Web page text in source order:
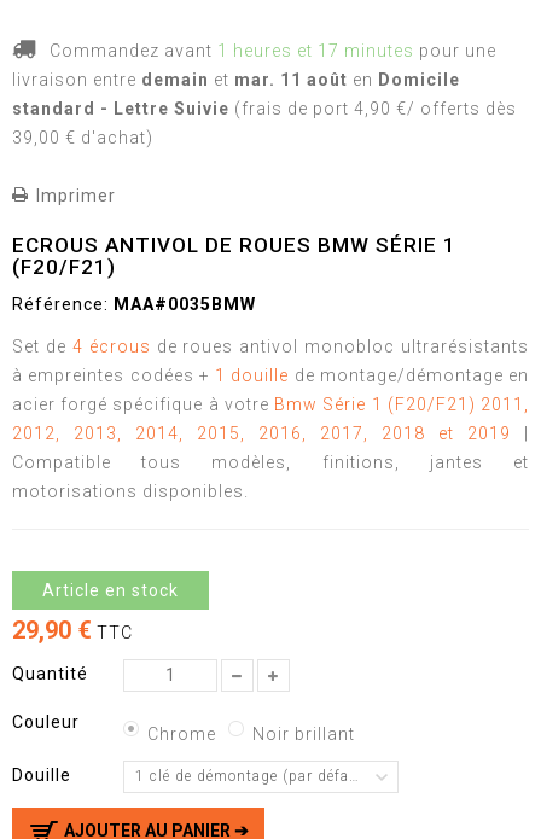
Commandez avant 1 heures et 17 minutes pour une
livraison entre demain et mar. 11 août en Domicile
standard - Lettre Suivie (frais de port 4,90 €/ offerts dès
39,00 € d'achat)
Imprimer
ECROUS ANTIVOL DE ROUES BMW SÉRIE 1
(F20/F21)
Référence: MAA#0035BMW
Set de 4 écrous de roues antivol monobloc ultrarésistants
à empreintes codées + 1 douille de montage/démontage en
acier forgé spécifique à votre Bmw Série 1 (F20/F21) 2011,
2012, 2013, 2014, 2015, 2016, 2017, 2018 et 2019
Compatible tous modèles, finitions, jantes et
motorisations disponibles.
Article en stock
29,90 € TTC
Quantité
Couleur
Chrome Noir brillant
Douille 1 clé de démontage (par défaut)
AJOUTER AU PANIER ➔